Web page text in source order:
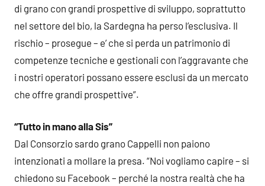
di grano con grandi prospettive di sviluppo, soprattutto
nel settore del bio, la Sardegna ha perso l’esclusiva. Il
rischio – prosegue – e’ che si perda un patrimonio di
competenze tecniche e gestionali con l’aggravante che
i nostri operatori possano essere esclusi da un mercato
che offre grandi prospettive”.
“Tutto in mano alla Sis”
Dal Consorzio sardo grano Cappelli non paiono
intenzionati a mollare la presa. “Noi vogliamo capire – si
chiedono su Facebook – perché la nostra realtà che ha